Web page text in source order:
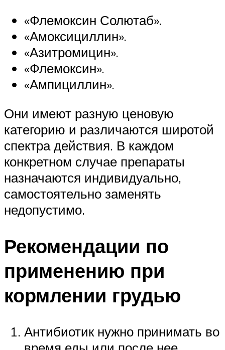
«Флемоксин Солютаб».
«Амоксициллин».
«Азитромицин».
«Флемоксин».
«Ампициллин».
Они имеют разную ценовую
категорию и различаются широтой
спектра действия. В каждом
конкретном случае препараты
назначаются индивидуально,
самостоятельно заменять
недопустимо.
Рекомендации по
применению при
кормлении грудью
Антибиотик нужно принимать во